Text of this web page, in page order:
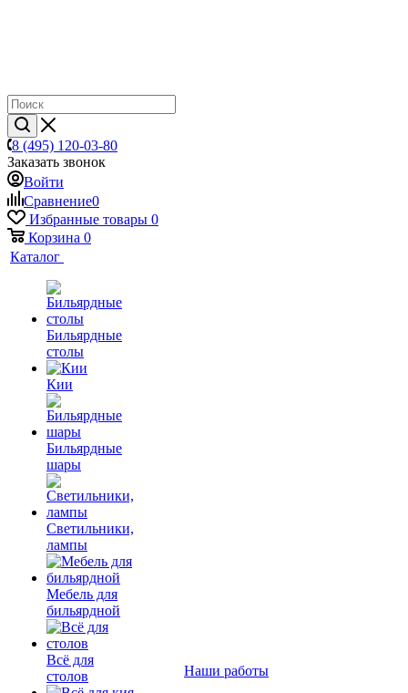
8 (495) 120-03-80
Заказать звонок
Войти
Сравнение0
Избранные товары 0
Корзина 0
Каталог
Бильярдные
столы
Кии
Бильярдные
шары
Светильники,
лампы
Мебель для
бильярдной
Всё для
столов
Наши работы